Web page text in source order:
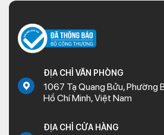
ĐỊA CHỈ VĂN PHÒNG
1067 Tạ Quang Bửu, Phường
Hồ Chí Minh, Việt Nam
ĐỊA CHỈ CỬA HÀNG